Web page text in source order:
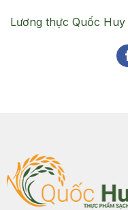
Lương thực Quốc Huy